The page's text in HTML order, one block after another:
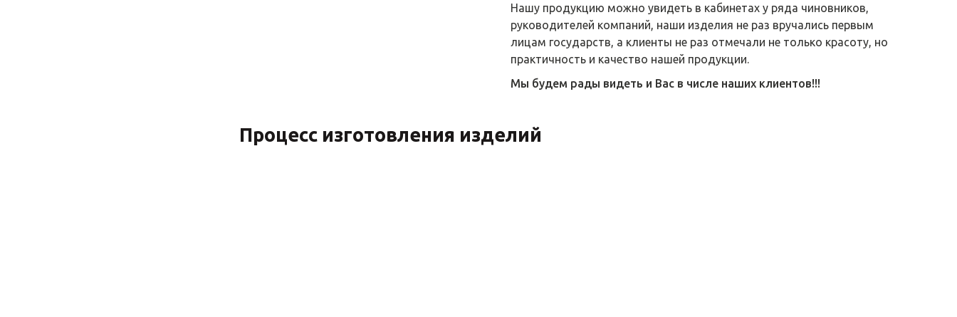
Нашу продукцию можно увидеть в кабинетах у ряда чиновников,
руководителей компаний, наши изделия не раз вручались первым
лицам государств, а клиенты не раз отмечали не только красоту, но
практичность и качество нашей продукции.
Мы будем рады видеть и Вас в числе наших клиентов!!!
Процесс изготовления изделий